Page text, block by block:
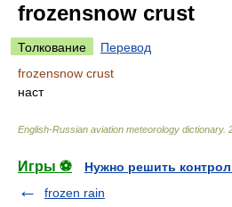
frozensnow crust
Толкование
Перевод
frozensnow crust
наст
English-Russian aviation meteorology dictionary.
Игры ⚽
Нужно решить
frozen rain